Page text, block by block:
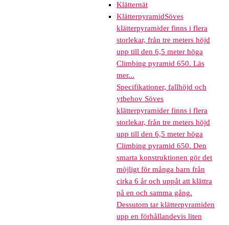
Klätternät
KlätterpyramidSöves
klätterpyramider finns i flera
storlekar, från tre meters höjd
upp till den 6,5 meter höga
Climbing pyramid 650. Läs
mer...
Specifikationer, fallhöjd och
ytbehov Söves
klätterpyramider finns i flera
storlekar, från tre meters höjd
upp till den 6,5 meter höga
Climbing pyramid 650. Den
smarta konstruktionen gör det
möjligt för många barn från
cirka 6 år och uppåt att klättra
på en och samma gång.
Dessutom tar klätterpyramiden
upp en förhållandevis liten